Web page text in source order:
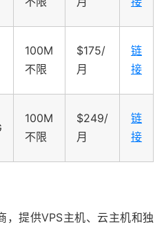
100M
不限
$175/
月
链
接
100M
不限
$249/
月
链
接
提供VPS主机、云主机和独